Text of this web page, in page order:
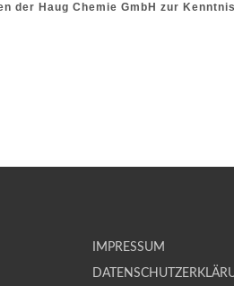
Haug Chemie GmbH zur
IMPRESSUM